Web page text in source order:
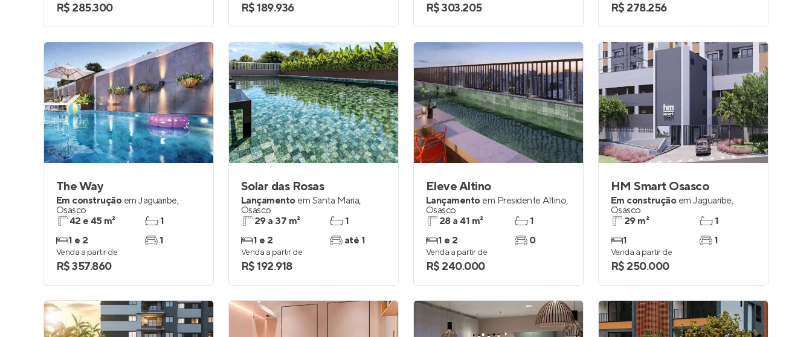
R$ 285.300 R$ 189.936 R$ 303.205 R$ 278.256
The Way
Em construção em Jaguaribe,
Osasco
42 e 45 m²
1 e 2
1
1
Venda a partir de
R$ 357.860
Solar das Rosas
Lançamento em Santa Maria,
Osasco
29 a 37 m²
1 e 2
1
até 1
Venda a partir de
R$ 192.918
Eleve Altino
Lançamento em Presidente Altino,
Osasco
28 a 41 m²
1 e 2
1
0
Venda a partir de
R$ 240.000
HM Smart Osasco
Em construção em Jaguaribe,
Osasco
29 m²
1
1
1
Venda a partir de
R$ 250.000